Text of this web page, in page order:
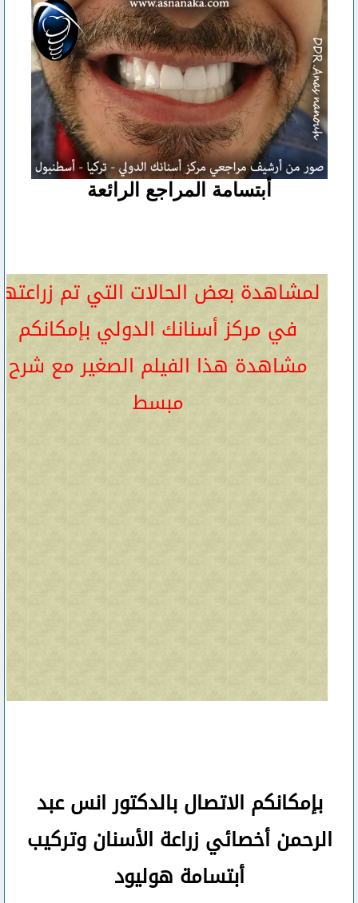
أبتسامة المراجع الرائعة
لمشاهدة بعض الحالات التي تم زراعتها
في مركز أسنانك الدولي بإمكانكم
مشاهدة هذا الفيلم الصغير مع شرح
مبسط
بإمكانكم الاتصال بالدكتور انس عبد
الرحمنأخصائي زراعة الأسنان وتركيب
أبتسامة هوليود